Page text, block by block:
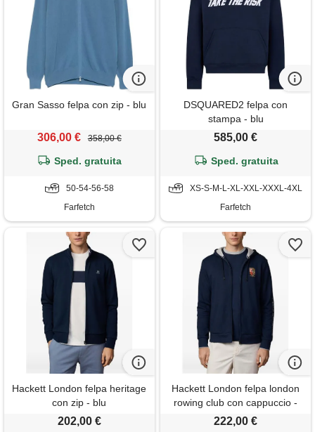
Gran Sasso felpa con zip - blu
306,00 € 358,00 €
Sped. gratuita
50-54-56-58
Farfetch
DSQUARED2 felpa con
stampa - blu
585,00 €
Sped. gratuita
XS-S-M-L-XL-XXL-XXXL-4XL
Farfetch
Hackett London felpa heritage
con zip - blu
202,00 €
Hackett London felpa london
rowing club con cappuccio -
blu
222,00 €